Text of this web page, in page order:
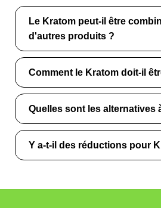
Le Kratom peut-il être
d'autres produits ?
Comment le Kratom doit-il
Quelles sont les alternatives
Y a-t-il des réductions pour